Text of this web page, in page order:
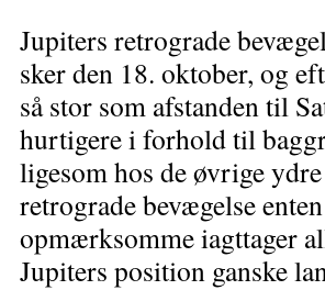
Jupiters retrograde
sker den 18. oktober, og
så stor som afstanden til
hurtigere i forhold til
ligesom hos de øvrige
retrograde bevægelse
opmærksomme iagttager
Jupiters position ganske